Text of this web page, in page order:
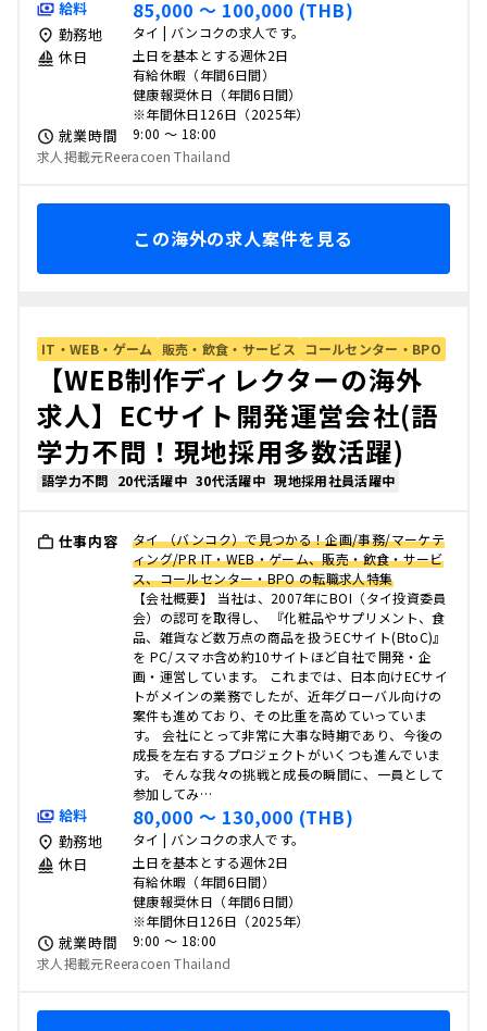
給料 85,000 〜 100,000 (THB)
勤務地 タイ | バンコクの求人です。
休日
土日を基本とする週休2日
有給休暇（年間6日間）
健康報奨休日（年間6日間）
※年間休日126日（2025年）
就業時間
9:00 〜 18:00
求人掲載元Reeracoen Thailand
この海外の求人案件を見る
IT・WEB・ゲーム 販売・飲食・サービス コールセンター・BPO
【WEB制作ディレクターの海外
求人】ECサイト開発運営会社(語
学力不問！現地採用多数活躍)
語学力不問 20代活躍中 30代活躍中 現地採用社員活躍中
仕事内容
タイ （バンコク）で見つかる！企画/事務/マーケテ
ィング/PR IT・WEB・ゲーム、販売・飲食・サービ
ス、コールセンター・BPO の転職求人特集
【会社概要】 当社は、2007年にBOI（タイ投資委員
会）の認可を取得し、 『化粧品やサプリメント、食
品、雑貨など数万点の商品を扱うECサイト(BtoC)』
を PC/スマホ含め約10サイトほど自社で開発・企
画・運営しています。 これまでは、日本向けECサイ
トがメインの業務でしたが、近年グローバル向けの
案件も進めており、その比重を高めていっていま
す。 会社にとって非常に大事な時期であり、今後の
成長を左右するプロジェクトがいくつも進んでいま
す。 そんな我々の挑戦と成長の瞬間に、一員として
参加してみ…
給料 80,000 〜 130,000 (THB)
勤務地 タイ | バンコクの求人です。
休日
土日を基本とする週休2日
有給休暇（年間6日間）
健康報奨休日（年間6日間）
※年間休日126日（2025年）
就業時間
9:00 〜 18:00
求人掲載元Reeracoen Thailand